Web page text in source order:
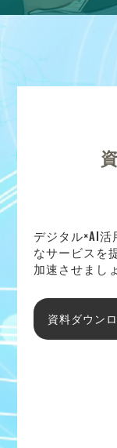
デジタル×AI
なサービスを
加速させまし
資料ダウン